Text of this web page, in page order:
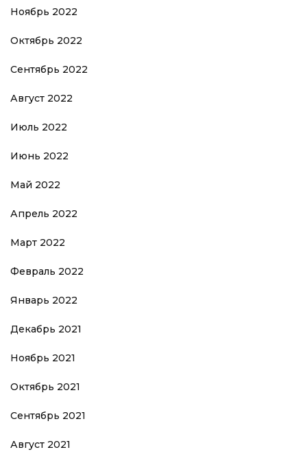
Ноябрь 2022
Октябрь 2022
Сентябрь 2022
Август 2022
Июль 2022
Июнь 2022
Май 2022
Апрель 2022
Март 2022
Февраль 2022
Январь 2022
Декабрь 2021
Ноябрь 2021
Октябрь 2021
Сентябрь 2021
Август 2021